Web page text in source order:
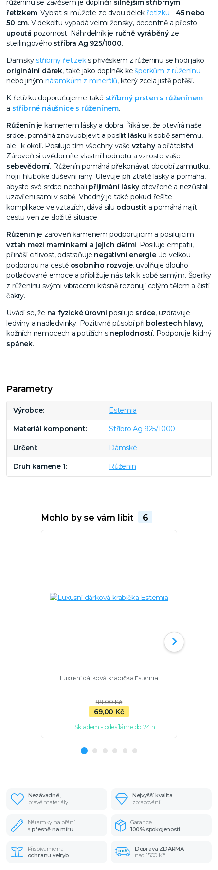
růženínu se závěsem je doplněn silnějším stříbrným
řetízkem. Vybrat si můžete ze dvou délek řetízku - 45 nebo
50 cm. V dekoltu vypadá velmi žensky, decentně a přesto
upoutá pozornost. Náhrdelník je ručně vyráběnýze
sterlingového stříbra Ag 925/1000.
Dámský stříbrný řetízeks přívěskem z růženínu se hodí jako
originální dárek, také jako doplněk kešperkům z růženínu
nebo jiným náramkům z minerálů, který zcela jistě potěší.
K řetízku doporučujeme také stříbrný prsten s růženínem
a stříbrné náušnice s růženínem.
Růženín je kamenem lásky a dobra. Říká se, že otevírá naše
srdce, pomáhá znovuobjevit a posílit lásku k sobě samému,
ale i k okolí. Posiluje tím všechny vaše vztahya přátelství.
Zároveň si uvědomíte vlastní hodnotu a vzroste vaše
sebevědomí. Růženín pomáhá překonávat období zármutku,
hojí i hluboké duševní rány. Ulevuje při ztrátě lásky a pomáhá,
abyste své srdce nechali přijímání lásky otevřené a nezůstali
uzavřeni sami v sobě. Vhodný je také pokud řešíte
komplikace ve vztazích, dává sílu odpustita pomáhá najít
cestu ven ze složité situace.
Růženín je zároveň kamenem podporujícím a posilujícím
vztah mezi maminkami a jejich dětmi. Posiluje empatii,
přináší citlivost, odstraňuje negativní energie. Je velkou
podporou na cestě osobního rozvoje, uvolňuje dlouho
potlačované emoce a přibližuje nás tak k sobě samým. Šperky
z růženínu svými vibracemi krásně rezonují celým tělem a čistí
čakry.
Uvádí se, že na fyzické úrovni posiluje srdce, uzdravuje
ledviny a nadledvinky. Pozitivně působí při bolestech hlavy,
kožních nemocech a potížích s neplodností. Podporuje klidný
spánek.
Parametry
Výrobce Estemia
Materiál komponent Stříbro Ag 925/1000
Určení Dámské
Druh kamene 1 Růženín
Mohlo by se vám líbit 6
Luxusní dárková krabička Estemia
99,00 Kč
69,00 Kč
Skladem - odesíláme do 24 h
Nezávadné,
pravé materiály
Nejvyšší kvalita
zpracování
Náramky na přání
apřesně na míru
Garance
100% spokojenosti
Přispíváme na
ochranu velryb
Doprava ZDARMA
nad 1500 Kč